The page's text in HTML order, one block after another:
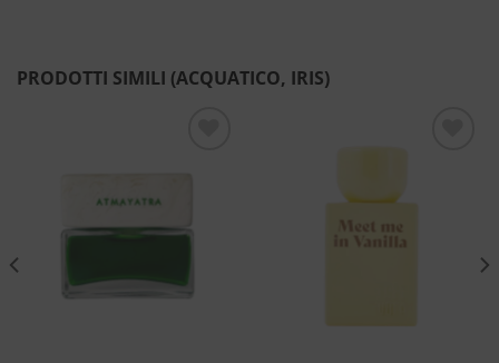
PRODOTTI SIMILI (ACQUATICO, IRIS)
desideri